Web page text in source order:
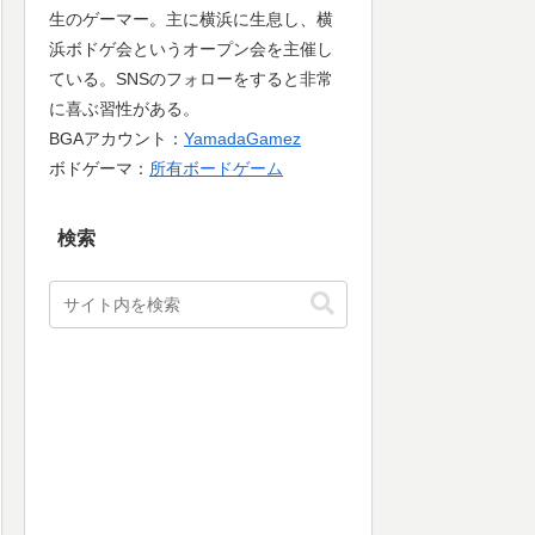
生のゲーマー。主に横浜に生息し、横
浜ボドゲ会というオープン会を主催し
ている。SNSのフォローをすると非常
に喜ぶ習性がある。
BGAアカウント： YamadaGamez
ボドゲーマ： 所有ボードゲーム
検索